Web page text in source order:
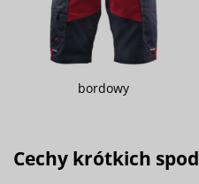
bordowy
Cechy krótkich